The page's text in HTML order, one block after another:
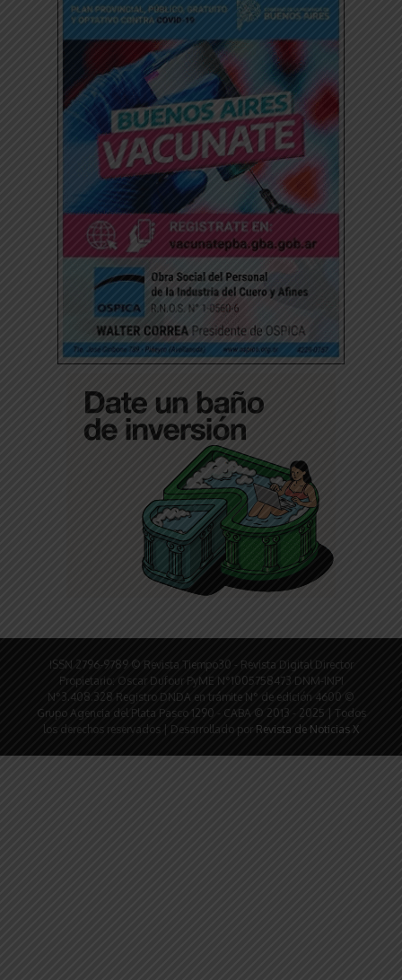
ISSN 2796-9789 © Revista Tiempo30 - Revista Digital Director
Propietario: Oscar Dufour PyME N°1005758473 DNM-INPI
N°3.408.328 Registro DNDA en trámite N° de edición 4600 ©
Grupo Agencia del Plata Pasco 1290 - CABA © 2013 - 2025 | Todos
los derechos reservados | Desarrollado por Revista de Noticias X